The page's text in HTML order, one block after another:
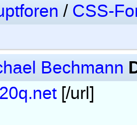
/ CSS-
Bechmann
[/url]